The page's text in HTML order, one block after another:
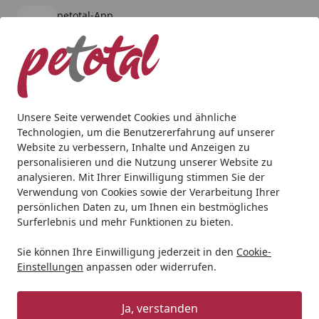
Unsere Seite verwendet Cookies und ähnliche
Technologien, um die Benutzererfahrung auf unserer
Website zu verbessern, Inhalte und Anzeigen zu
personalisieren und die Nutzung unserer Website zu
analysieren. Mit Ihrer Einwilligung stimmen Sie der
Verwendung von Cookies sowie der Verarbeitung Ihrer
persönlichen Daten zu, um Ihnen ein bestmögliches
Surferlebnis und mehr Funktionen zu bieten.
Sie können Ihre Einwilligung jederzeit in den Cookie-
Einstellungen anpassen oder widerrufen.
Ja, verstanden
petotal-App
kostenlos - Im App Store
Alle Produkte
Mein Konto
Suchen
Startseite
Hund Transport & Reise Transportboxen & -taschen
4pets Dog Box ECO BLACK